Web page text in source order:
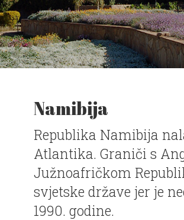
Namibija
Republika Namibija
Atlantika. Graniči s
Južnoafričkom
svjetske države jer je
1990. godine.